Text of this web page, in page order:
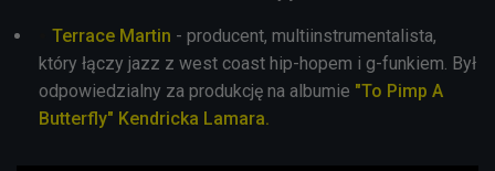
Terrace Martin - producent, multiinstrumentalista,
który łączy jazz z west coast hip-hopem i g-funkiem. Był
odpowiedzialny za produkcję na albumie "To Pimp A
Butterfly" Kendricka Lamara.